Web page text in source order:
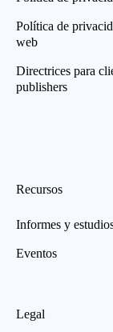
Política de
web
Directrices para
publishers
Recursos
Informes y
Eventos
Legal